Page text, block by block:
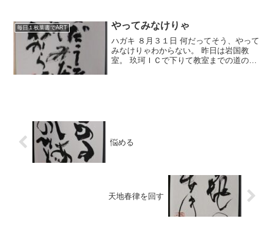
毎日１枚葉書でART やってみなけりゃ
ハガキ ８月３１日 何だってそう、やって
みなけりゃわからない。 昨日は岩国教
室。 玖珂ＩＣで下りて教室までの道の
悩める
天地春律を回す